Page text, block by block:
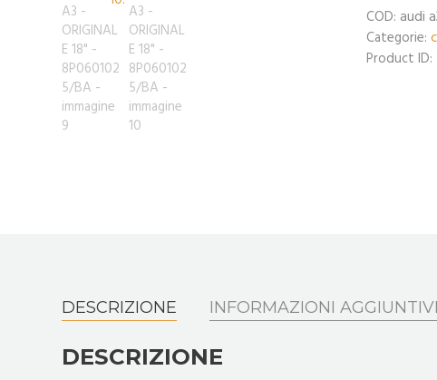
COD: audi
Categorie:
Product ID:
DESCRIZIONE INFORMAZIONI
DESCRIZIONE